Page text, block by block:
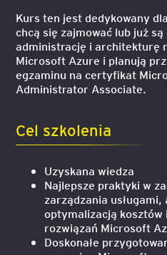
Kurs ten jest dedykowany
chcą się zajmować lub już
administrację i architekturę
Microsoft Azure i planują
egzaminu na certyfikat
Administrator Associate.
Cel szkolenia
Uzyskana wiedza
Najlepsze praktyki w
zarządzania
optymalizacją
rozwiązań Microsoft
Doskonałe